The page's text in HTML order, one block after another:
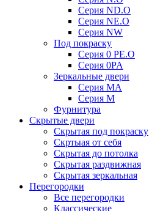
Серия ND.O
Серия NE.O
Серия NW
Под покраску
Серия 0 PE.O
Серия 0PA
Зеркальные двери
Серия MA
Серия M
Фурнитура
Скрытые двери
Скрытая под покраску
Скртыая от себя
Скрытая до потолка
Скрытая раздвижная
Скрытая зеркальная
Перегородки
Все перегородки
Классические